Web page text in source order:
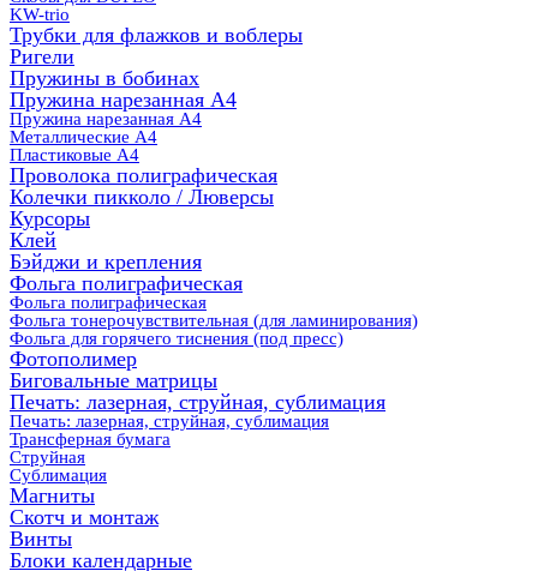
KW-trio
Трубки для флажков и воблеры
Ригели
Пружины в бобинах
Пружина нарезанная А4
Пружина нарезанная А4
Металлические А4
Пластиковые А4
Проволока полиграфическая
Колечки пикколо / Люверсы
Курсоры
Клей
Бэйджи и крепления
Фольга полиграфическая
Фольга полиграфическая
Фольга тонерочувствительная (для ламинирования)
Фольга для горячего тиснения (под пресс)
Фотополимер
Биговальные матрицы
Печать: лазерная, струйная, сублимация
Печать: лазерная, струйная, сублимация
Трансферная бумага
Струйная
Сублимация
Магниты
Скотч и монтаж
Винты
Блоки календарные